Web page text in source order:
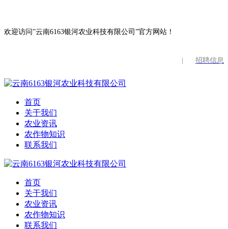
欢迎访问”云南6163银河农业科技有限公司”官方网站！
招聘信息
首页
关于我们
农业资讯
农作物知识
联系我们
首页
关于我们
农业资讯
农作物知识
联系我们